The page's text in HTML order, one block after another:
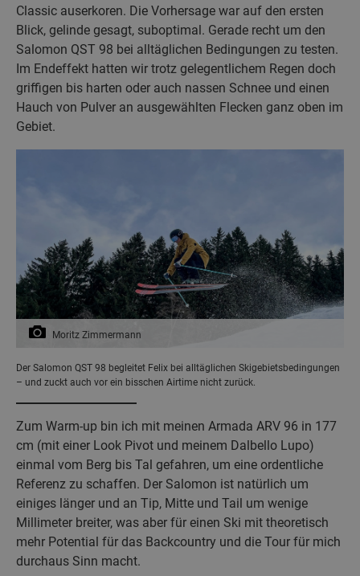
Classic auserkoren. Die Vorhersage war auf den ersten
Blick, gelinde gesagt, suboptimal. Gerade recht um den
Salomon QST 98 bei alltäglichen Bedingungen zu testen.
Im Endeffekt hatten wir trotz gelegentlichem Regen doch
griffigen bis harten oder auch nassen Schnee und einen
Hauch von Pulver an ausgewählten Flecken ganz oben im
Gebiet.
Moritz Zimmermann
Der Salomon QST 98 begleitet Felix bei alltäglichen Skigebietsbedingungen
– und zuckt auch vor ein bisschen Airtime nicht zurück.
Zum Warm-up bin ich mit meinen Armada ARV 96 in 177
cm (mit einer Look Pivot und meinem Dalbello Lupo)
einmal vom Berg bis Tal gefahren, um eine ordentliche
Referenz zu schaffen. Der Salomon ist natürlich um
einiges länger und an Tip, Mitte und Tail um wenige
Millimeter breiter, was aber für einen Ski mit theoretisch
mehr Potential für das Backcountry und die Tour für mich
durchaus Sinn macht.